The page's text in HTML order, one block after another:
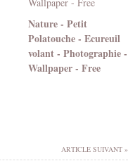
Nature - Petit
Polatouche - Ecureuil
volant - Photographie -
Wallpaper - Free
ARTICLE SUIVANT »